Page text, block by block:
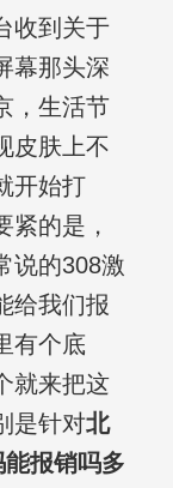
收到关于
幕那头深
，生活节
皮肤上不
开始打
紧的是，
说的308激
给我们报
有个底
就来把这
是针对北
报销吗多